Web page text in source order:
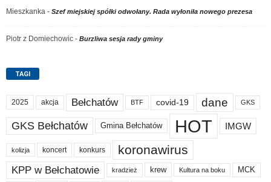
Mieszkanka - Szef miejskiej spółki odwołany. Rada wyłoniła nowego prezesa
Piotr z Domiechowic - Burzliwa sesja rady gminy
TAGI
2025 akcja Bełchatów BTF covid-19 dane GKS
GKS Bełchatów Gmina Bełchatów HOT IMGW
kolizja koncert konkurs koronawirus
KPP w Bełchatowie kradzież krew Kultura na boku MCK